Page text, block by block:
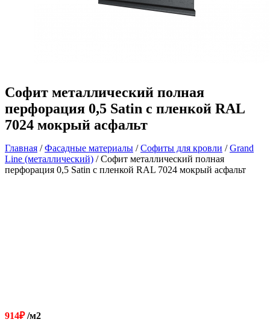
Софит металлический полная
перфорация 0,5 Satin с пленкой RAL
7024 мокрый асфальт
Главная /Фасадные материалы /Софиты для кровли /Grand
Line (металлический) / Софит металлический полная
перфорация 0,5 Satin с пленкой RAL 7024 мокрый асфальт
914₽/м2